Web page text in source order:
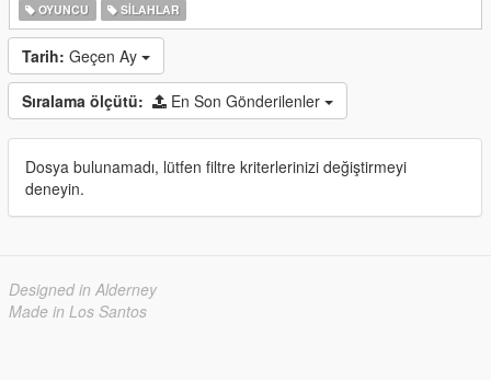
OYUNCU
SILAHLAR
Tarih: Geçen Ay
Sıralama ölçütü: En Son Gönderilenler
Dosya bulunamadı, lütfen filtre kriterlerinizi değiştirmeyi
deneyin.
Designed in Alderney
Made in Los Santos